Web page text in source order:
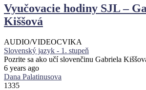
Vyučovacie hodiny SJL –
Kiššová
AUDIO/VIDEOCVIKA
Slovenský jazyk - 1. stupeň
Pozrite sa ako učí slovenčinu Gabriela
6 years ago
Dana Palatinusova
1335